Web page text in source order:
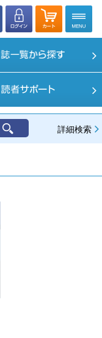
詳細検索